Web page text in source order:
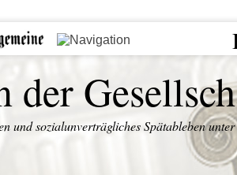
der
und sozialunverträgliches Spätableben unter